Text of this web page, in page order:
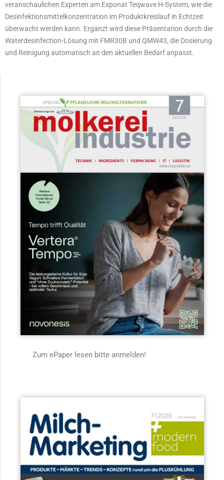
veranschaulichen Experten am Exponat Teqwave H-System, wie die
Desinfektionsmittelkonzentration im Produktkreislauf in Echtzeit
überwacht werden kann. Ergänzt wird diese Präsentation durch die
Waterdesinfection-Lösung mit FMR30B und QMW43, die Dosierung
und Reinigung automatisch an den aktuellen Bedarf anpasst.
Zum ePaper lesen bitte anmelden!